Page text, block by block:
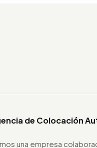
de Colocación
una empresa